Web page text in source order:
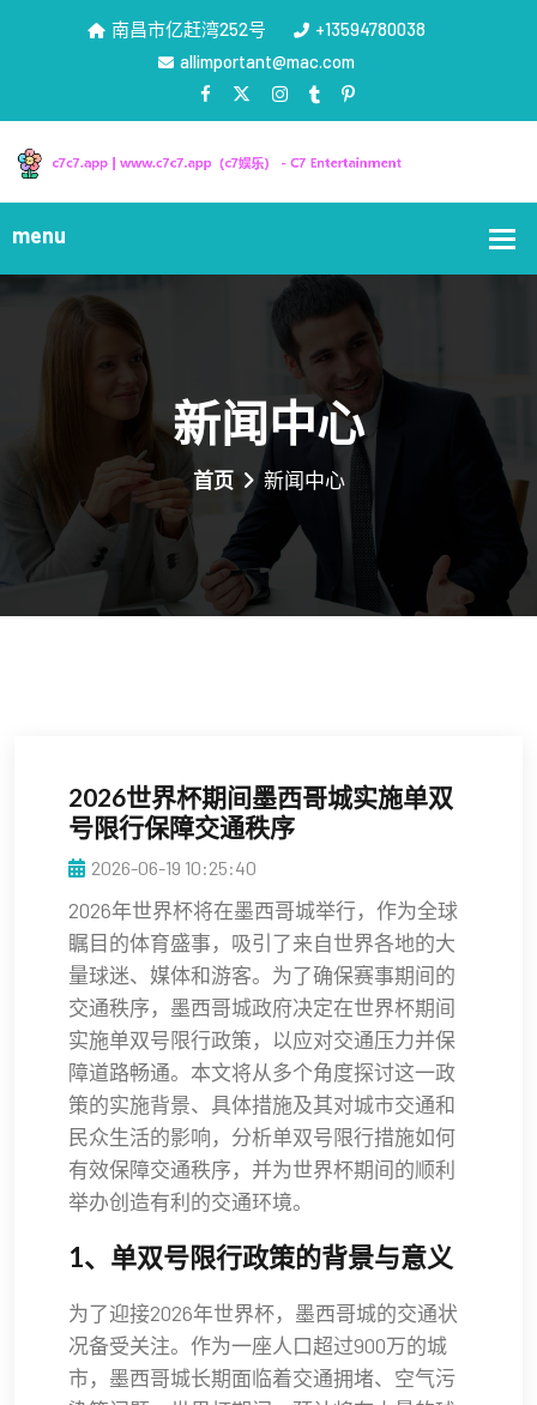
南昌市亿赶湾252号
+13594780038
allimportant@mac.com
新闻中心
首页 新闻中心
2026世界杯期间墨西哥城实施单双
号限行保障交通秩序
2026-06-19 10:25:40
2026年世界杯将在墨西哥城举行，作为全球
瞩目的体育盛事，吸引了来自世界各地的大
量球迷、媒体和游客。为了确保赛事期间的
交通秩序，墨西哥城政府决定在世界杯期间
实施单双号限行政策，以应对交通压力并保
障道路畅通。本文将从多个角度探讨这一政
策的实施背景、具体措施及其对城市交通和
民众生活的影响，分析单双号限行措施如何
有效保障交通秩序，并为世界杯期间的顺利
举办创造有利的交通环境。
1、单双号限行政策的背景与意义
为了迎接2026年世界杯，墨西哥城的交通状
况备受关注。作为一座人口超过900万的城
市，墨西哥城长期面临着交通拥堵、空气污